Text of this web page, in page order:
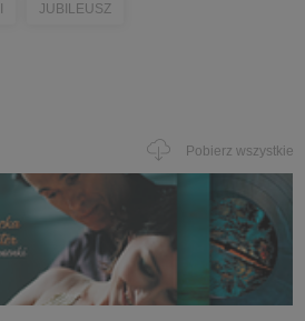
JUBILEUSZ
Pobierz wszystkie